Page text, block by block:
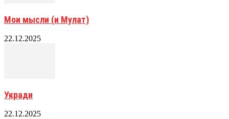
Мои мысли (и Мулат)
22.12.2025
Укради
22.12.2025